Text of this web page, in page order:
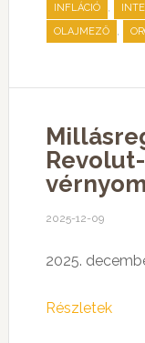
INFLÁCIÓ ,
OLAJMEZŐ ,
2025-12-09
2025.
Részletek